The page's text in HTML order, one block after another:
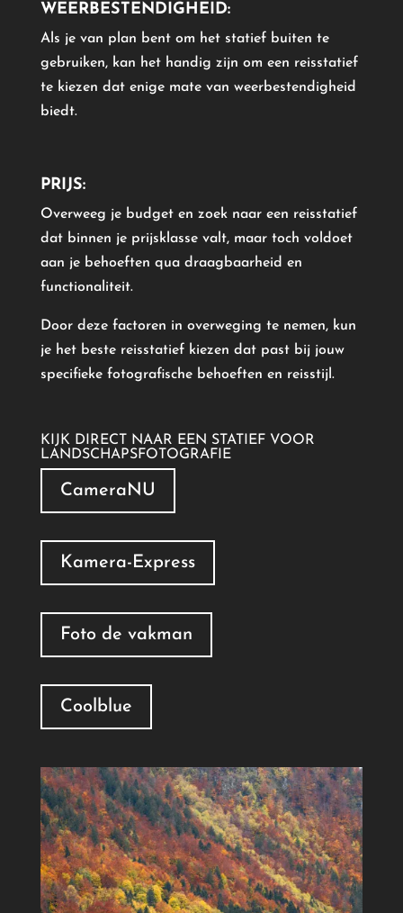
WEERBESTENDIGHEID:
Als je van plan bent om het statief buiten te
gebruiken, kan het handig zijn om een reisstatief
te kiezen dat enige mate van weerbestendigheid
biedt.
PRIJS:
Overweeg je budget en zoek naar een reisstatief
dat binnen je prijsklasse valt, maar toch voldoet
aan je behoeften qua draagbaarheid en
functionaliteit.
Door deze factoren in overweging te nemen, kun
je het beste reisstatief kiezen dat past bij jouw
specifieke fotografische behoeften en reisstijl.
KIJK DIRECT NAAR EEN STATIEF VOOR
LANDSCHAPSFOTOGRAFIE
CameraNU
Kamera-Express
Foto de vakman
Coolblue